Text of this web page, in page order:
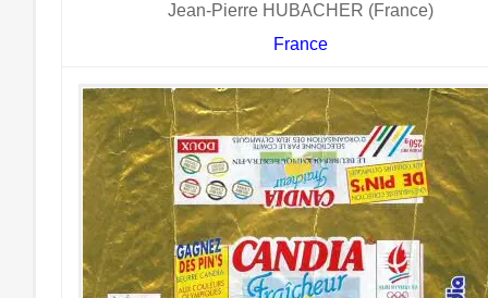
Jean-Pierre HUBACHER (France)
France